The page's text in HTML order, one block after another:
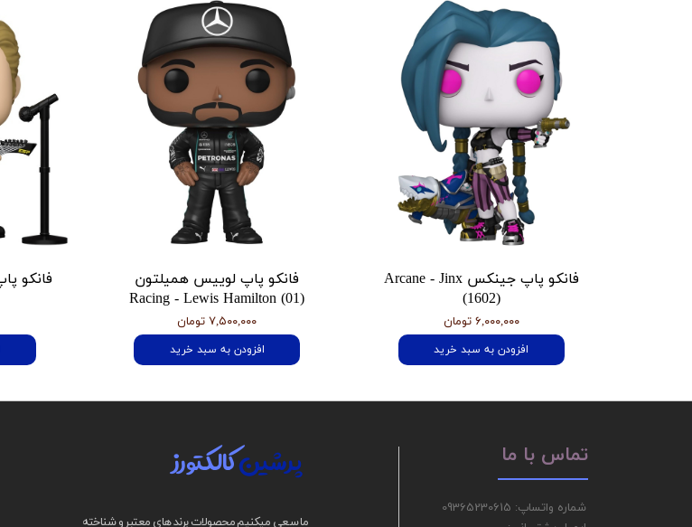
فانکو پاپ جینکس Arcane - Jinx
(1602)
۶,۰۰۰,۰۰۰ تومان
افزودن به سبد خرید
فانکو پاپ لوییس همیلتون
Racing - Lewis Hamilton (01)
۷,۵۰۰,۰۰۰ تومان
افزودن به سبد خرید
ما سعی میکنیم محصولات برند های معتبر و شناخته
پرشینکالکتورز
شماره واتساپ: 09365230615
تماس با ما